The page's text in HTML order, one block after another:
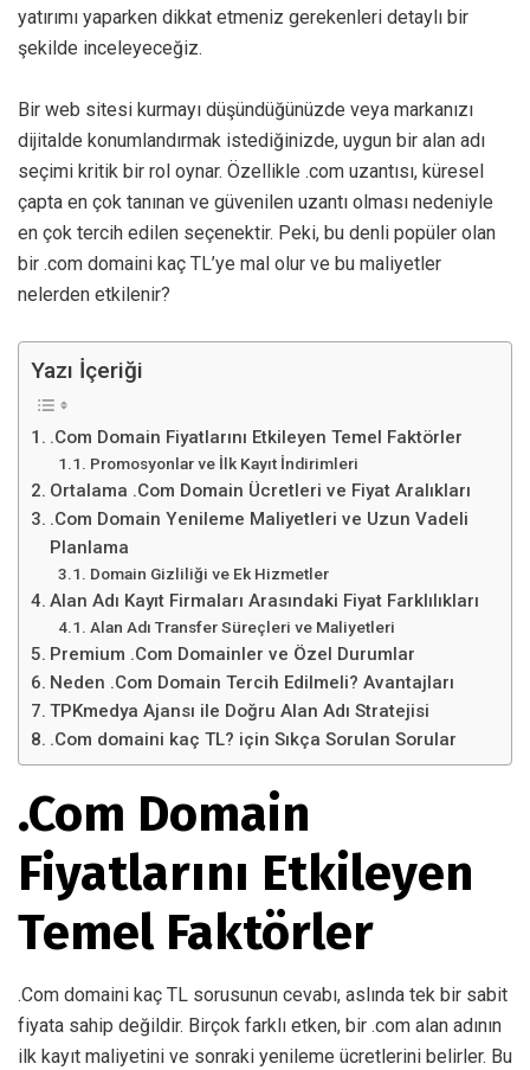
yatırımı yaparken dikkat etmeniz gerekenleri detaylı bir
şekilde inceleyeceğiz.
Bir web sitesi kurmayı düşündüğünüzde veya markanızı
dijitalde konumlandırmak istediğinizde, uygun bir alan adı
seçimi kritik bir rol oynar. Özellikle .com uzantısı, küresel
çapta en çok tanınan ve güvenilen uzantı olması nedeniyle
en çok tercih edilen seçenektir. Peki, bu denli popüler olan
bir .com domaini kaç TL’ye mal olur ve bu maliyetler
nelerden etkilenir?
Yazı İçeriği
.Com Domain Fiyatlarını Etkileyen Temel Faktörler
Promosyonlar ve İlk Kayıt İndirimleri
Ortalama .Com Domain Ücretleri ve Fiyat Aralıkları
.Com Domain Yenileme Maliyetleri ve Uzun Vadeli
Planlama
Domain Gizliliği ve Ek Hizmetler
Alan Adı Kayıt Firmaları Arasındaki Fiyat Farklılıkları
Alan Adı Transfer Süreçleri ve Maliyetleri
Premium .Com Domainler ve Özel Durumlar
Neden .Com Domain Tercih Edilmeli? Avantajları
TPKmedya Ajansı ile Doğru Alan Adı Stratejisi
.Com domaini kaç TL? için Sıkça Sorulan Sorular
.Com Domain
Fiyatlarını Etkileyen
Temel Faktörler
.Com domaini kaç TL sorusunun cevabı, aslında tek bir sabit
fiyata sahip değildir. Birçok farklı etken, bir .com alan adının
ilk kayıt maliyetini ve sonraki yenileme ücretlerini belirler. Bu